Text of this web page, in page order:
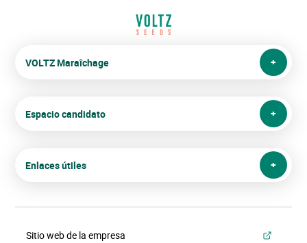
VOLTZ Maraîchage
Espacio candidato
Enlaces útiles
Sitio web de la empresa